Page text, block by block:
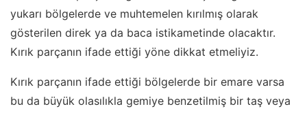
yukarı bölgelerde ve muhtemelen kırılmış olarak
gösterilen direk ya da baca istikametinde olacaktır.
Kırık parçanın ifade ettiği yöne dikkat etmeliyiz.
Kırık parçanın ifade ettiği bölgelerde bir emare varsa
bu da büyük olasılıkla gemiye benzetilmiş bir taş veya